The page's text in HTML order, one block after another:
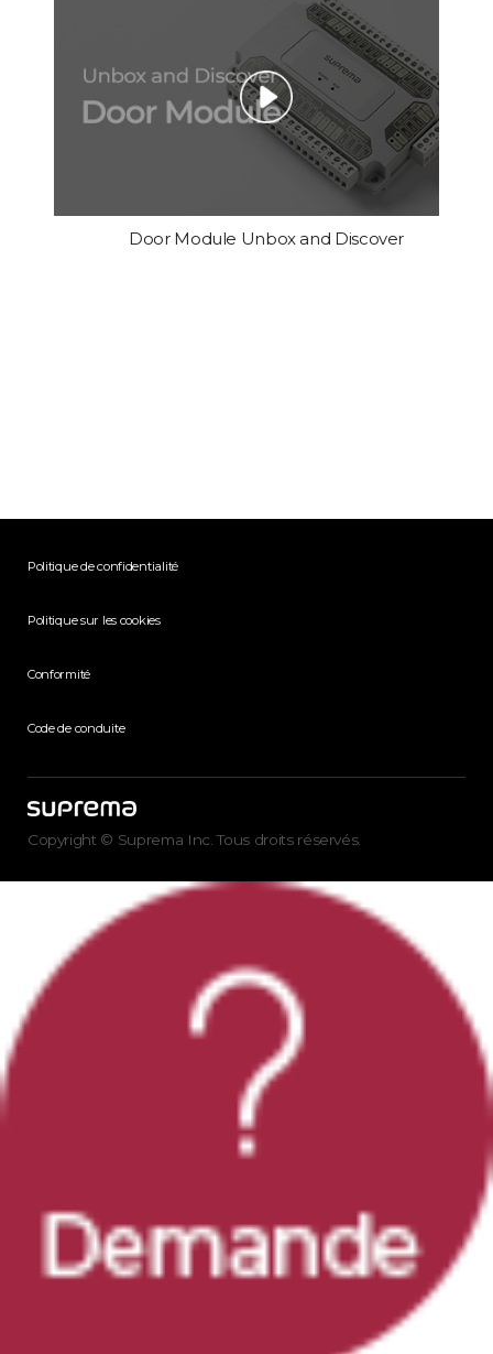
Door Module Unbox and Discover
Politique de confidentialité
Politique sur les cookies
Conformité
Code de conduite
Copyright © Suprema Inc. Tous droits réservés.